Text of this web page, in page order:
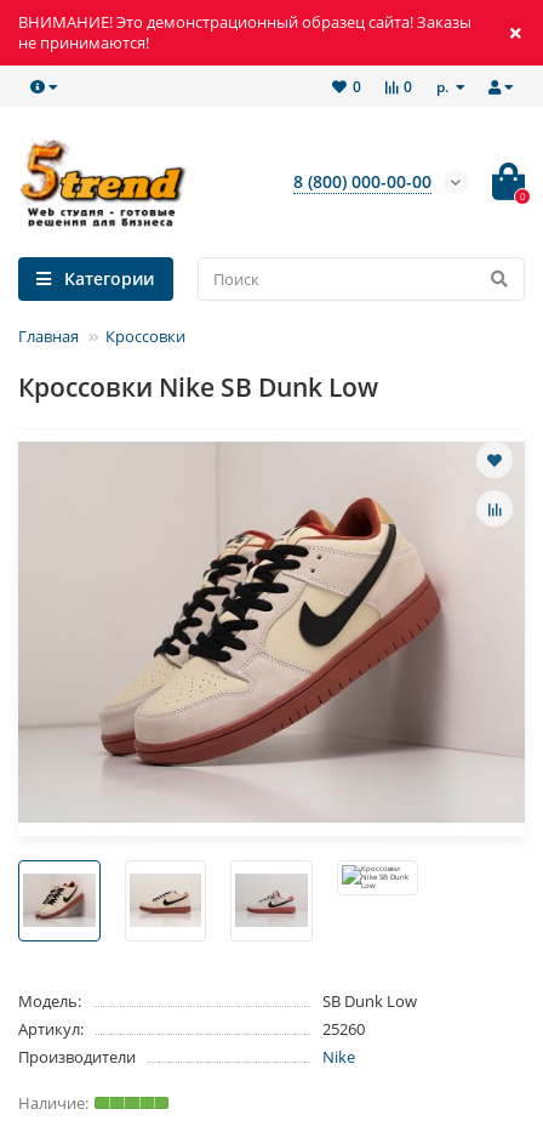
ВНИМАНИЕ! Это демонстрационный образец сайта! Заказы
не принимаются!
р.
0
0
8 (800) 000-00-00
0
Категории
Главная Кроссовки
Кроссовки Nike SB Dunk Low
Модель:
SB Dunk Low
Артикул:
25260
Производители
Nike